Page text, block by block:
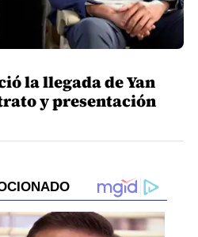
la llegada de Yan
y presentación